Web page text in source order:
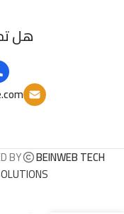
هل
BY BEINWEB TECH